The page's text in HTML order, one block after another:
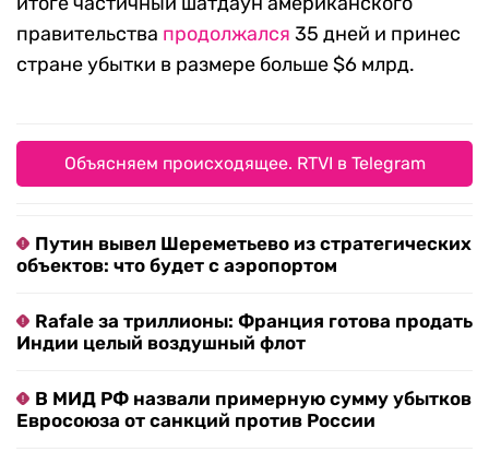
правительства продолжался 35 дней и принес
стране убытки в размере больше $6 млрд.
Объясняем происходящее. RTVI в Telegram
Путин вывел Шереметьево из стратегических
объектов: что будет с аэропортом
Rafale за триллионы: Франция готова продать
Индии целый воздушный флот
В МИД РФ назвали примерную сумму убытков
Евросоюза от санкций против России